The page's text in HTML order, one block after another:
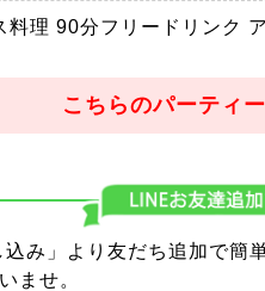
料理 90分フリードリンク
こちらのパーティ
込み」より友だち追加で簡
ませ。